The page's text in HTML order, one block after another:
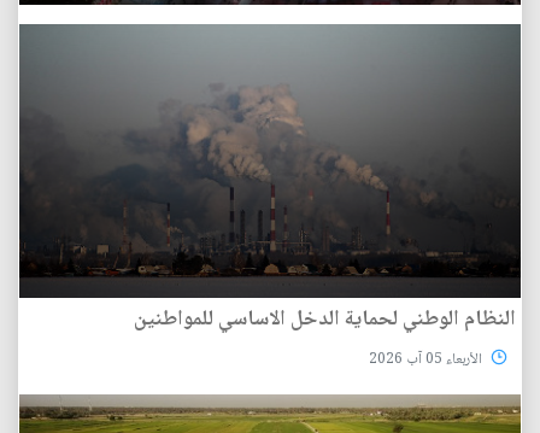
النظام الوطني لحماية الدخل الاساسي للمواطنين
الأربعاء 05 آب 2026